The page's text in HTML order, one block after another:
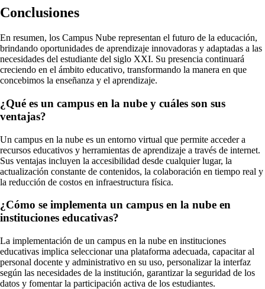
Conclusiones
En resumen, los Campus Nube representan el futuro de la educación,
brindando oportunidades de aprendizaje innovadoras y adaptadas a las
necesidades del estudiante del siglo XXI. Su presencia continuará
creciendo en el ámbito educativo, transformando la manera en que
concebimos la enseñanza y el aprendizaje.
¿Qué es un campus en la nube y cuáles son sus
ventajas?
Un campus en la nube es un entorno virtual que permite acceder a
recursos educativos y herramientas de aprendizaje a través de internet.
Sus ventajas incluyen la accesibilidad desde cualquier lugar, la
actualización constante de contenidos, la colaboración en tiempo real y
la reducción de costos en infraestructura física.
¿Cómo se implementa un campus en la nube en
instituciones educativas?
La implementación de un campus en la nube en instituciones
educativas implica seleccionar una plataforma adecuada, capacitar al
personal docente y administrativo en su uso, personalizar la interfaz
según las necesidades de la institución, garantizar la seguridad de los
datos y fomentar la participación activa de los estudiantes.